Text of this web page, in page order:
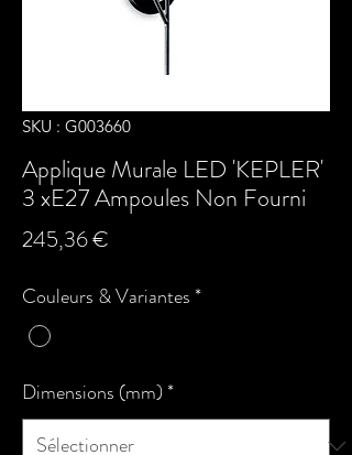
SKU : G003660
Applique Murale LED 'KEPLER'
3 xE27 Ampoules Non Fourni
245,36 €
Couleurs & Variantes*
Dimensions (mm)*